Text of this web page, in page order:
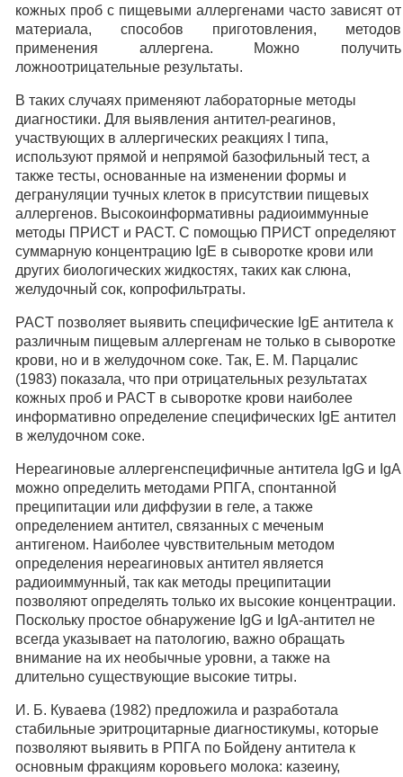
кожных проб с пищевыми аллергенами часто зависят от
материала, способов приготовления, методов
применения аллергена. Можно получить
ложноотрицательные результаты.
В таких случаях применяют лабораторные методы
диагностики. Для выявления антител-реагинов,
участвующих в аллергических реакциях I типа,
используют прямой и непрямой базофильный тест, а
также тесты, основанные на изменении формы и
дегрануляции тучных клеток в присутствии пищевых
аллергенов. Высокоинформативны радиоиммунные
методы ПРИСТ и PACT. С помощью ПРИСТ определяют
суммарную концентрацию IgE в сыворотке крови или
других биологических жидкостях, таких как слюна,
желудочный сок, копрофильтраты.
PACT позволяет выявить специфические IgE антитела к
различным пищевым аллергенам не только в сыворотке
крови, но и в желудочном соке. Так, Е. М. Парцалис
(1983) показала, что при отрицательных результатах
кожных проб и PACT в сыворотке крови наиболее
информативно определение специфических IgE антител
в желудочном соке.
Нереагиновые аллергенспецифичные антитела IgG и IgA
можно определить методами РПГА, спонтанной
преципитации или диффузии в геле, а также
определением антител, связанных с меченым
антигеном. Наиболее чувствительным методом
определения нереагиновых антител является
радиоиммунный, так как методы преципитации
позволяют определять только их высокие концентрации.
Поскольку простое обнаружение IgG и IgA-антител не
всегда указывает на патологию, важно обращать
внимание на их необычные уровни, а также на
длительно существующие высокие титры.
И. Б. Куваева (1982) предложила и разработала
стабильные эритроцитарные диагностикумы, которые
позволяют выявить в РПГА по Бойдену антитела к
основным фракциям коровьего молока: казеину,